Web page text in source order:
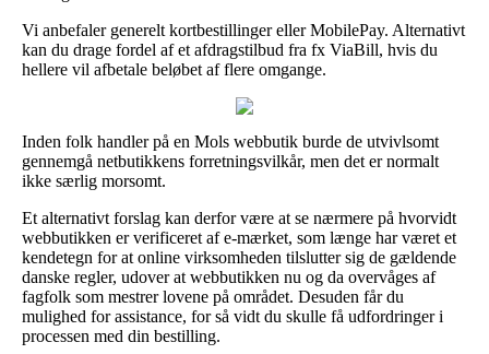
Vi anbefaler generelt kortbestillinger eller MobilePay. Alternativt
kan du drage fordel af et afdragstilbud fra fx ViaBill, hvis du
hellere vil afbetale beløbet af flere omgange.
Inden folk handler på en Mols webbutik burde de utvivlsomt
gennemgå netbutikkens forretningsvilkår, men det er normalt
ikke særlig morsomt.
Et alternativt forslag kan derfor være at se nærmere på hvorvidt
webbutikken er verificeret af e-mærket, som længe har været et
kendetegn for at online virksomheden tilslutter sig de gældende
danske regler, udover at webbutikken nu og da overvåges af
fagfolk som mestrer lovene på området. Desuden får du
mulighed for assistance, for så vidt du skulle få udfordringer i
processen med din bestilling.